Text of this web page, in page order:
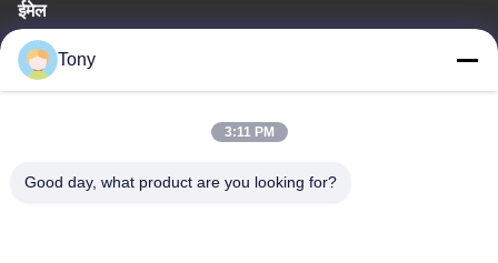
ईमेल
tony@chinacosmeticpackaging.com
हमारा पता
Tony
3:11 PM
Good day, what product are you looking for?